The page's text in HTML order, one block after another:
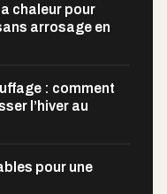
chaleur pour
arrosage en
: comment
l’hiver au
pour une